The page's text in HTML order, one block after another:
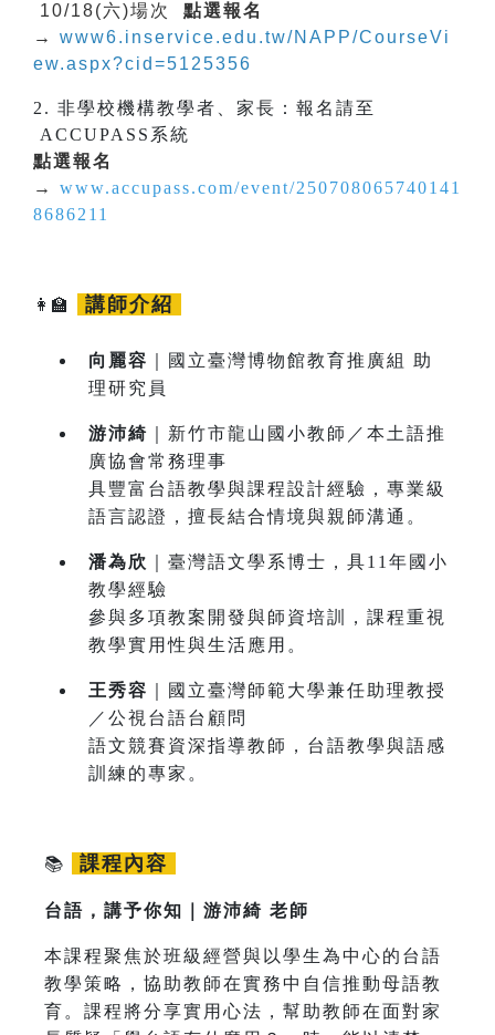
10/18(六)場次 點選報名
→
www6.inservice.edu.tw/NAPP/CourseVi
ew.aspx?cid=5125356
2. 非學校機構教學者、家長：報名請至
ACCUPASS系統
點選報名
→
www.accupass.com/event/250708065740141
8686211
👩‍🏫 講師介紹
向麗容
｜國立臺灣博物館教育推廣組 助
理研究員
游沛綺 ｜新竹市龍山國小教師／本土語推
廣協會常務理事
具豐富台語教學與課程設計經驗，專業級
語言認證，擅長結合情境與親師溝通。
潘為欣
｜臺灣語文學系博士，具11年國小
教學經驗
參與多項教案開發與師資培訓，課程重視
教學實用性與生活應用。
王秀容
｜國立臺灣師範大學兼任助理教授
／公視台語台顧問
語文競賽資深指導教師，台語教學與語感
訓練的專家。
📚 課程內容
台語，講予你知｜游沛綺 老師
本課程聚焦於班級經營與以學生為中心的台語
教學策略，協助教師在實務中自信推動母語教
育。課程將分享實用心法，幫助教師在面對家